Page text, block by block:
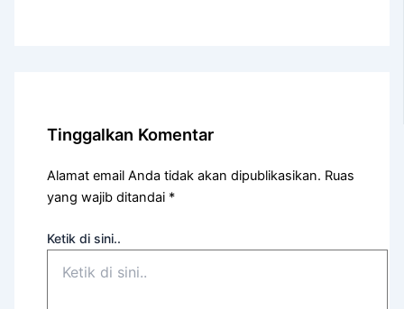
Tinggalkan Komentar
Alamat email Anda tidak akan dipublikasikan. Ruas
yang wajib ditandai *
Ketik di sini..